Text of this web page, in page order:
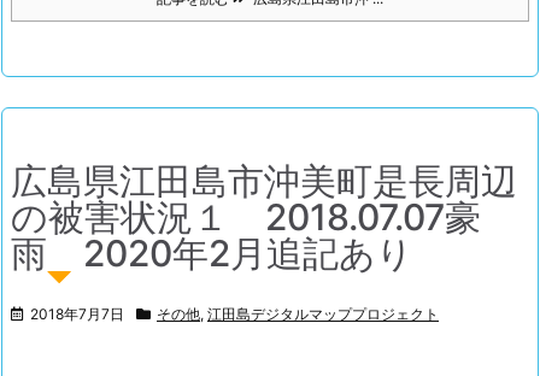
広島県江田島市沖美町是長周辺
の被害状況１ 2018.07.07豪
雨 2020年2月追記あり
2018年7月7日 その他, 江田島デジタルマッププロジェクト